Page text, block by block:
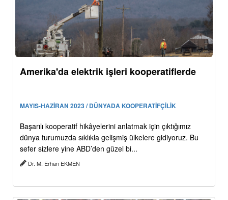
Amerika'da elektrik işleri kooperatiflerde
MAYIS-HAZİRAN 2023 / DÜNYADA KOOPERATİFÇİLİK
Başarılı kooperatif hikâyelerini anlatmak için çıktığımız
dünya turumuzda sıklıkla gelişmiş ülkelere gidiyoruz. Bu
sefer sizlere yine ABD’den güzel bi...
Dr. M. Erhan EKMEN